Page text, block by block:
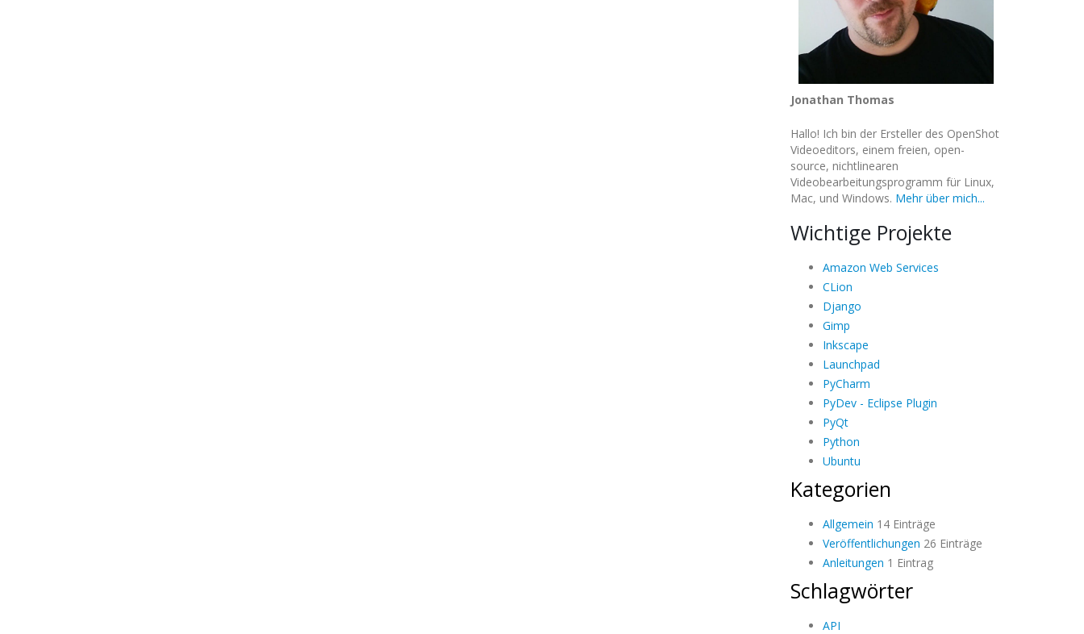
Jonathan Thomas
Hallo! Ich bin der Ersteller des OpenShot
Videoeditors, einem freien, open-
source, nichtlinearen
Videobearbeitungsprogramm für Linux,
Mac, und Windows. Mehr über mich...
Wichtige Projekte
Amazon Web Services
CLion
Django
Gimp
Inkscape
Launchpad
PyCharm
PyDev - Eclipse Plugin
PyQt
Python
Ubuntu
Kategorien
Allgemein 14 Einträge
Veröffentlichungen 26 Einträge
Anleitungen 1 Eintrag
Schlagwörter
API